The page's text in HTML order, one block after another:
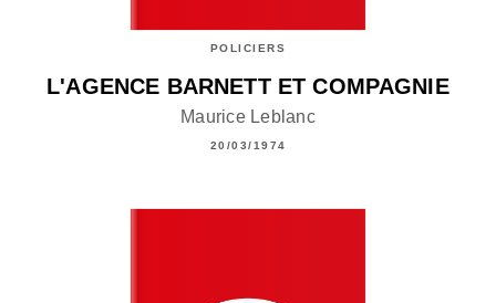
POLICIERS
L'AGENCE BARNETT ET COMPAGNIE
Maurice Leblanc
20/03/1974